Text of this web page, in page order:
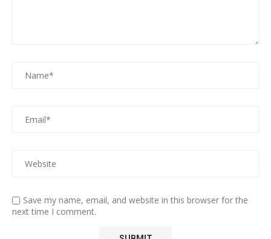
Save my name, email, and website in this browser for the
next time I comment.